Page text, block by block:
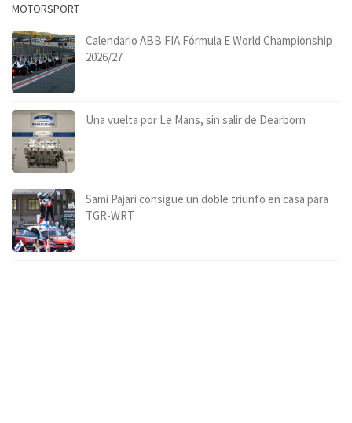
MOTORSPORT
Calendario ABB FIA Fórmula E World Championship
2026/27
Una vuelta por Le Mans, sin salir de Dearborn
Sami Pajari consigue un doble triunfo en casa para
TGR-WRT